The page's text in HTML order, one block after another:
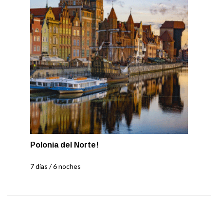
Polonia del Norte!
7 días / 6 noches